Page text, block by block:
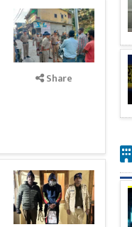
Share